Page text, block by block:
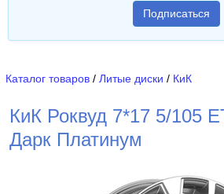
Подписаться
Каталог товаров / Литые диски / КиК
КиК Роквуд 7*17 5/105
Дарк Платинум